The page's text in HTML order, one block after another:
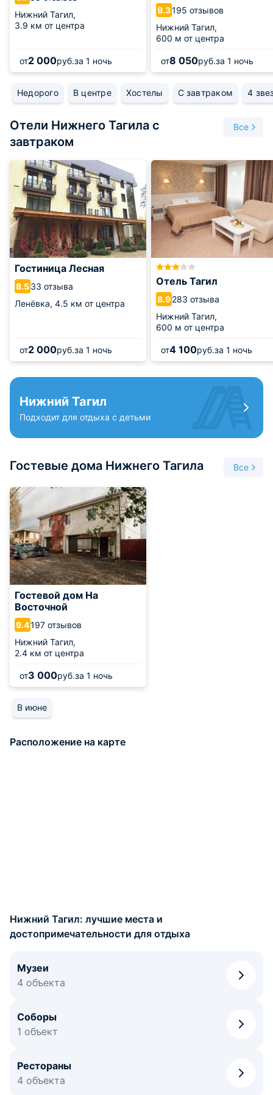
народов Урала 19-го века. На территории парка действует
местная валюта — отчеканные «ермаки», которыми можно
расплачиваться на ярмарке или купить угощения.
Нижний Тагил — место, куда захочется возвращаться
вновь и вновь, ведь город покоряет своей архитектурой и
Нижний Тагил,
3.9 км от центра
от2 000руб.за 1 ночь
9.3195 отзывов
Нижний Тагил,
600 м от центра
от8 050руб.за 1 ночь
Недорого В центре Хостелы С завтраком 4
Отели Нижнего Тагила с
завтраком
Все
Гостиница Лесная
8.533 отзыва
Ленёвка, 4.5 км от центра
от2 000руб.за 1 ночь
Отель Тагил
8.9283 отзыва
Нижний Тагил,
600 м от центра
от4 100руб.за 1 ночь
Нижний Тагил
Подходит для отдыха с детьми
Гостевые дома Нижнего Тагила Все
Гостевой дом На
Восточной
9.4197 отзывов
Нижний Тагил,
2.4 км от центра
от3 000руб.за 1 ночь
В июне
Расположение на карте
Нижний Тагил: лучшие места и
достопримечательности для отдыха
Музеи
4 объекта
Соборы
1 объект
Рестораны
4 объекта